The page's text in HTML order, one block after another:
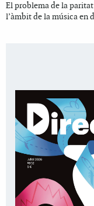
El problema de la
l’àmbit de la música en